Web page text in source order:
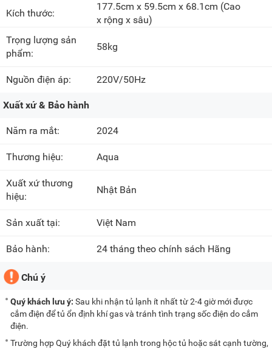
Kích thước:
177.5cm x 59.5cm x 68.1cm (Cao
x rộng x sâu)
Trọng lượng sản
phẩm:
58kg
Nguồn điện áp: 220V/50Hz
Xuất xứ & Bảo hành
Năm ra mắt: 2024
Thương hiệu: Aqua
Xuất xứ thương
hiệu:
Nhật Bản
Sản xuất tại: Việt Nam
Bảo hành: 24 tháng theo chính sách Hãng
Chú ý
Quý khách lưu ý: Sau khi nhận tủ lạnh ít nhất từ 2-4 giờ mới được
cắm điện để tủ ổn định khí gas và tránh tình trạng sốc điện do cắm
điện.
Trường hợp Quý khách đặt tủ lạnh trong hộc tủ hoặc sát cạnh tường,